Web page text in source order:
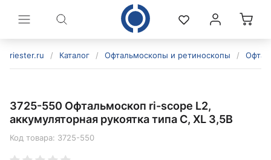
riester.ru / Каталог / Офтальмоскопы и ретиноскопы /
3725-550 Офтальмоскоп ri-scope L2,
аккумуляторная рукоятка типа C, XL 3,5В
Код товара: 3725-550